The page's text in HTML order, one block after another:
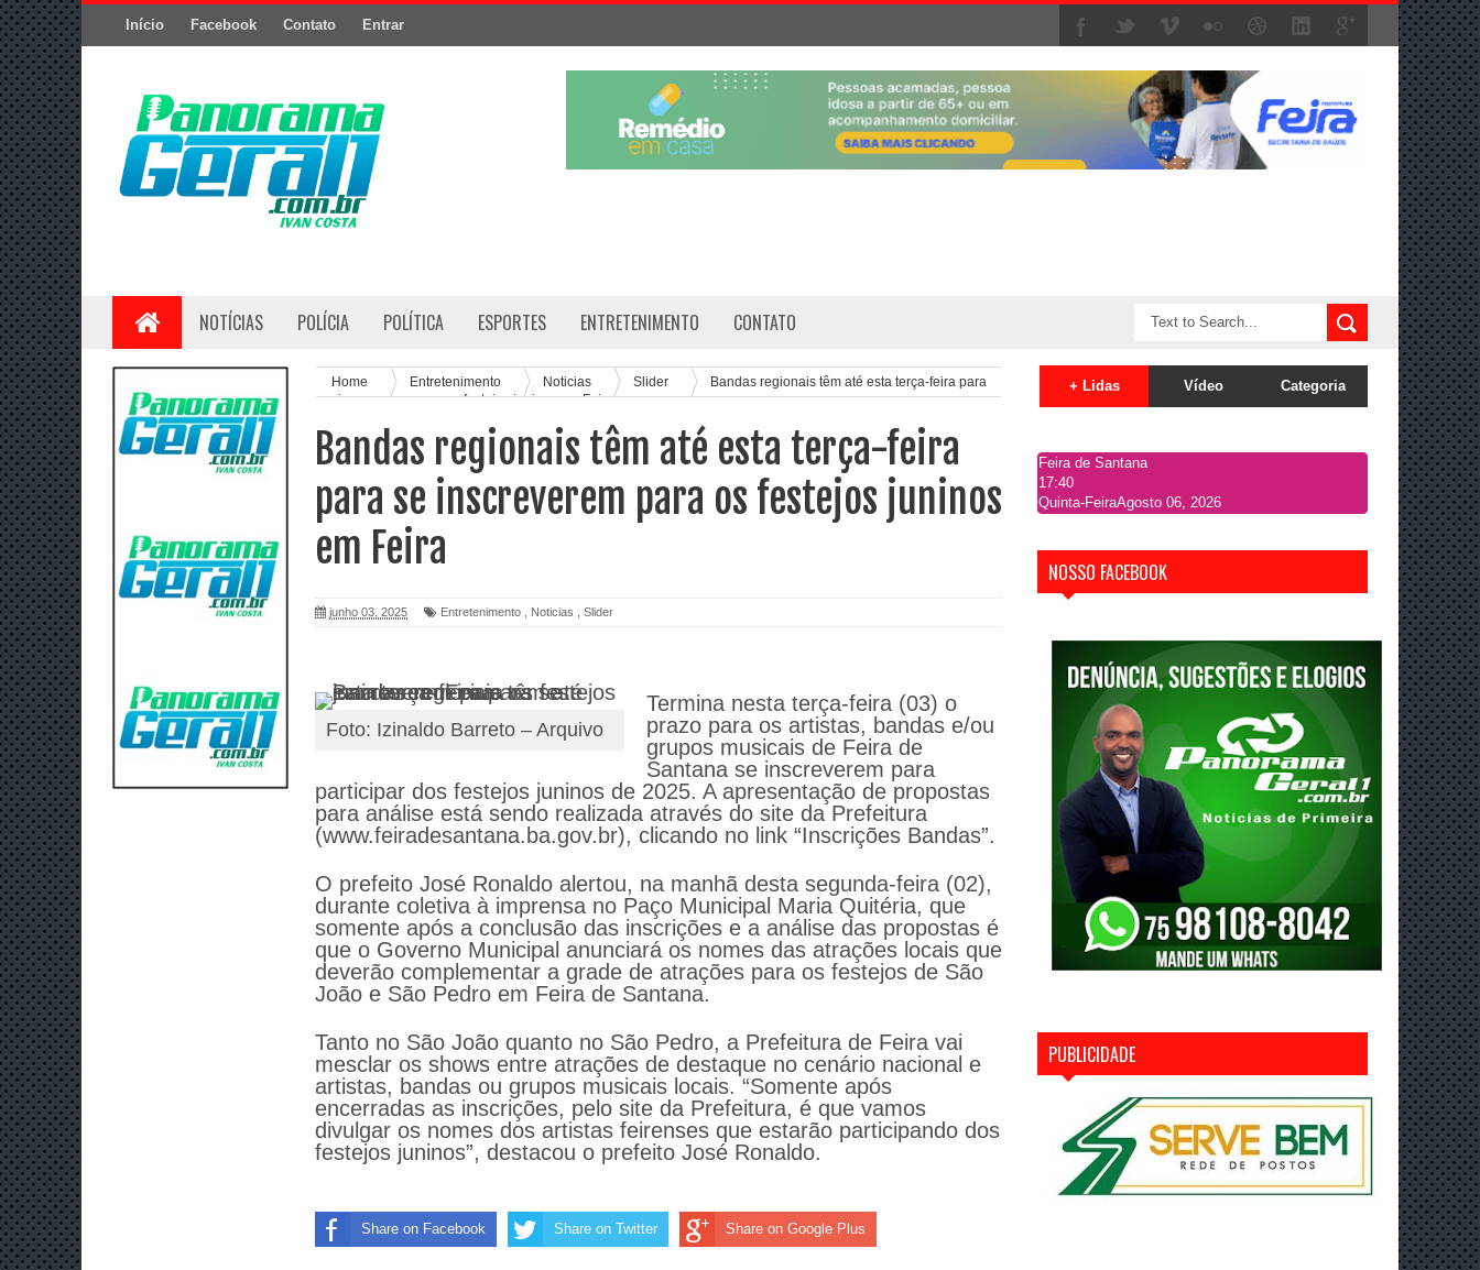
Início Facebook Contato Entrar
NOTÍCIAS POLÍCIA POLÍTICA ESPORTES ENTRETENIMENTO CONTATO
Home Entretenimento Noticias Slider
Bandas regionais têm até esta terça-feira para
se inscreverem para os festejos juninos em Feira
Bandas regionais têm até esta terça-feira
para se inscreverem para os festejos juninos
em Feira
junho 03, 2025 Entretenimento Noticias Slider
Foto: Izinaldo Barreto – Arquivo
Termina nesta terça-feira (03) o
prazo para os artistas, bandas e/ou
grupos musicais de Feira de
Santana se inscreverem para
participar dos festejos juninos de 2025. A apresentação de propostas
para análise está sendo realizada através do site da Prefeitura
(www.feiradesantana.ba.gov.br), clicando no link “Inscrições Bandas”.
O prefeito José Ronaldo alertou, na manhã desta segunda-feira (02),
durante coletiva à imprensa no Paço Municipal Maria Quitéria, que
somente após a conclusão das inscrições e a análise das propostas é
que o Governo Municipal anunciará os nomes das atrações locais que
deverão complementar a grade de atrações para os festejos de São
João e São Pedro em Feira de Santana.
Tanto no São João quanto no São Pedro, a Prefeitura de Feira vai
mesclar os shows entre atrações de destaque no cenário nacional e
artistas, bandas ou grupos musicais locais. “Somente após
encerradas as inscrições, pelo site da Prefeitura, é que vamos
divulgar os nomes dos artistas feirenses que estarão participando dos
festejos juninos”, destacou o prefeito José Ronaldo.
Share on Facebook Share on Twitter Share on Google Plus
+ Lidas Vídeo Categoria
Feira de Santana
17:40
Quinta-FeiraAgosto 06, 2026
NOSSO FACEBOOK
PUBLICIDADE